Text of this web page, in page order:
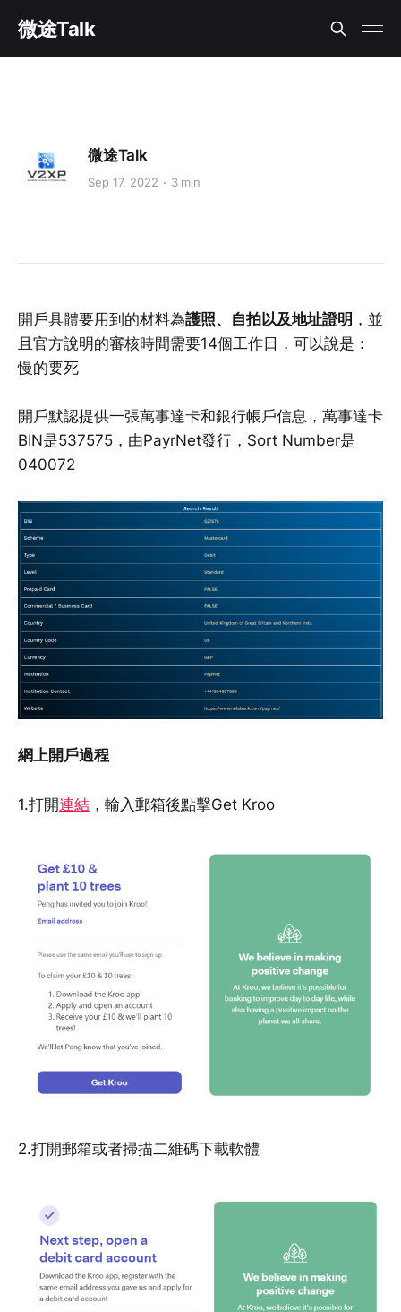
微途Talk
微途Talk
Sep 17, 2022 3 min
開戶具體要用到的材料為護照、自拍以及地址證明 ，並
且官方說明的審核時間需要14個工作日，可以說是：
慢的要死
開戶默認提供一張萬事達卡和銀行帳戶信息，萬事達卡
BIN是537575，由PayrNet發行，Sort Number是
040072
網上開戶過程
1.打開連結 ，輸入郵箱後點擊Get Kroo
2.打開郵箱或者掃描二維碼下載軟體